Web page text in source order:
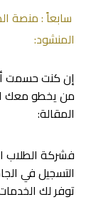
سابعاً : منصة
المنشود:
إن كنت حسمت
من يخطو معك
المقالة:
فشركة الطلاب
التسجيل في
توفر لك الخدمات